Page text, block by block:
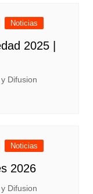
Noticias
2025 |
Difusion
Noticias
2026
Difusion